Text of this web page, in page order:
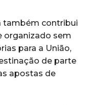
também contribui
organizado sem
para a União,
de parte
apostas de